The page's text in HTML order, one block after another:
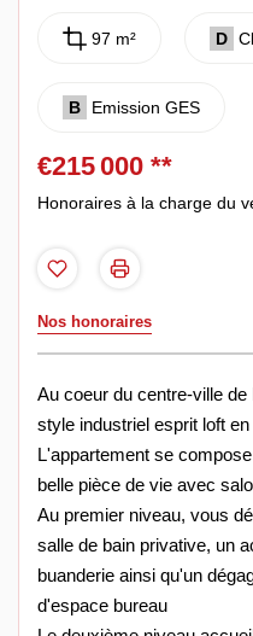
97 m² D
B Emission GES
€215 000 **
Honoraires à la charge du
Nos honoraires
Au coeur du centre-ville
style industriel esprit loft
L'appartement se
belle pièce de vie avec
Au premier niveau, vous
salle de bain privative, un
buanderie ainsi qu'un
d'espace bureau